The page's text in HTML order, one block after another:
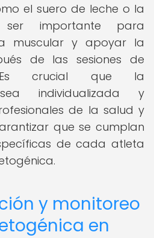
el suero de leche o la
ser importante para
muscular y apoyar la
de las sesiones de
Es crucial que la
individualizada y
de la salud y
que se cumplan
de cada atleta
y monitoreo
en